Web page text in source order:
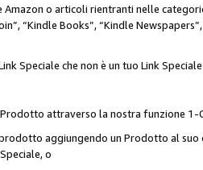
o articoli rientranti nelle categorie
“Kindle Books”, “Kindle
Speciale che non è un tuo Link
attraverso la nostra funzione 1-
aggiungendo un Prodotto al
o